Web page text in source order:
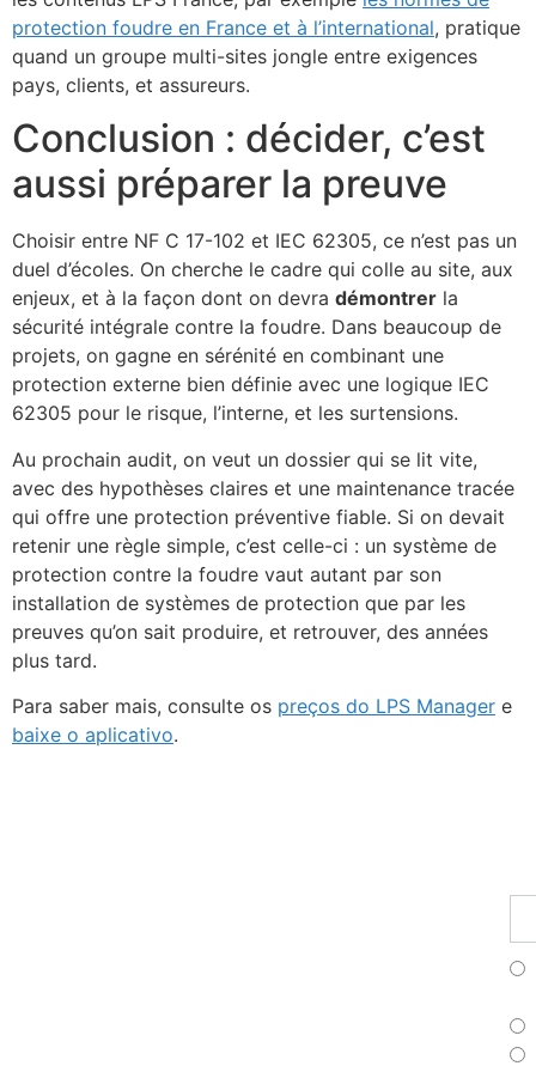
protection foudre en France et à l’international, pratique
quand un groupe multi-sites jongle entre exigences
pays, clients, et assureurs.
Conclusion : décider, c’est
aussi préparer la preuve
Choisir entre NF C 17-102 et IEC 62305, ce n’est pas un
duel d’écoles. On cherche le cadre qui colle au site, aux
enjeux, et à la façon dont on devra démontrer la
sécurité intégrale contre la foudre. Dans beaucoup de
projets, on gagne en sérénité en combinant une
protection externe bien définie avec une logique IEC
62305 pour le risque, l’interne, et les surtensions.
Au prochain audit, on veut un dossier qui se lit vite,
avec des hypothèses claires et une maintenance tracée
qui offre une protection préventive fiable. Si on devait
retenir une règle simple, c’est celle-ci : un système de
protection contre la foudre vaut autant par son
installation de systèmes de protection que par les
preuves qu’on sait produire, et retrouver, des années
plus tard.
Para saber mais, consulte os preços do LPS Manager e
baixe o aplicativo.